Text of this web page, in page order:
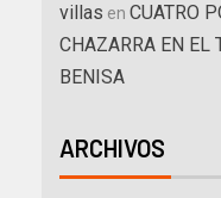
villas en CUATRO
CHAZARRA EN EL
BENISA
ARCHIVOS